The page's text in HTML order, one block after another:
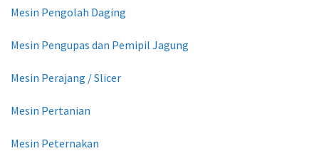
Mesin Pengolah Daging
Mesin Pengupas dan Pemipil Jagung
Mesin Perajang / Slicer
Mesin Pertanian
Mesin Peternakan